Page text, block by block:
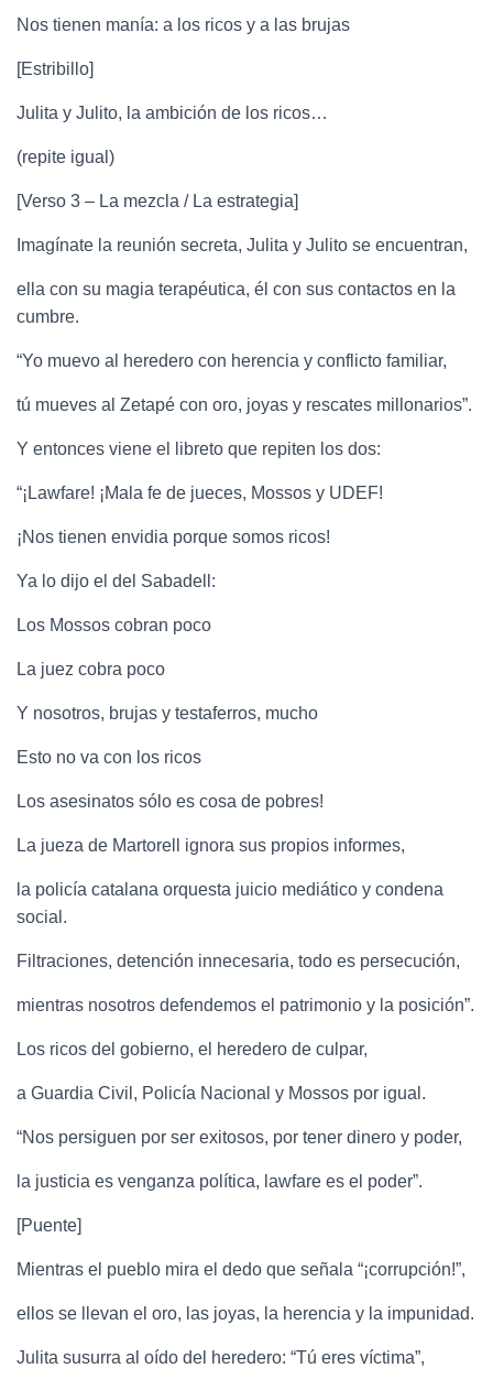
Nos tienen manía: a los ricos y a las brujas
[Estribillo]
Julita y Julito, la ambición de los ricos…
(repite igual)
[Verso 3 – La mezcla / La estrategia]
Imagínate la reunión secreta, Julita y Julito se encuentran,
ella con su magia terapéutica, él con sus contactos en la
cumbre.
“Yo muevo al heredero con herencia y conflicto familiar,
tú mueves al Zetapé con oro, joyas y rescates millonarios”.
Y entonces viene el libreto que repiten los dos:
“¡Lawfare! ¡Mala fe de jueces, Mossos y UDEF!
¡Nos tienen envidia porque somos ricos!
Ya lo dijo el del Sabadell:
Los Mossos cobran poco
La juez cobra poco
Y nosotros, brujas y testaferros, mucho
Esto no va con los ricos
Los asesinatos sólo es cosa de pobres!
La jueza de Martorell ignora sus propios informes,
la policía catalana orquesta juicio mediático y condena
social.
Filtraciones, detención innecesaria, todo es persecución,
mientras nosotros defendemos el patrimonio y la posición”.
Los ricos del gobierno, el heredero de culpar,
a Guardia Civil, Policía Nacional y Mossos por igual.
“Nos persiguen por ser exitosos, por tener dinero y poder,
la justicia es venganza política, lawfare es el poder”.
[Puente]
Mientras el pueblo mira el dedo que señala “¡corrupción!”,
ellos se llevan el oro, las joyas, la herencia y la impunidad.
Julita susurra al oído del heredero: “Tú eres víctima”,